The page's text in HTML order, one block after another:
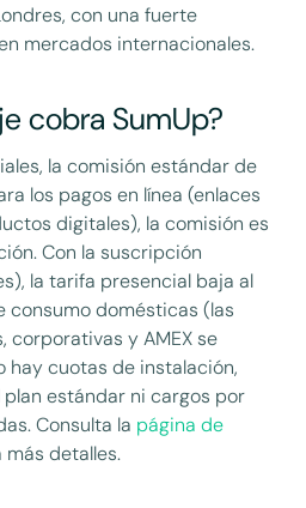
con una fuerte
mercados internacionales.
cobra SumUp?
la comisión estándar de
los pagos en línea (enlaces
digitales), la comisión es
Con la suscripción
la tarifa presencial baja al
consumo domésticas (las
corporativas y AMEX se
hay cuotas de instalación,
estándar ni cargos por
Consulta la página de
más detalles.